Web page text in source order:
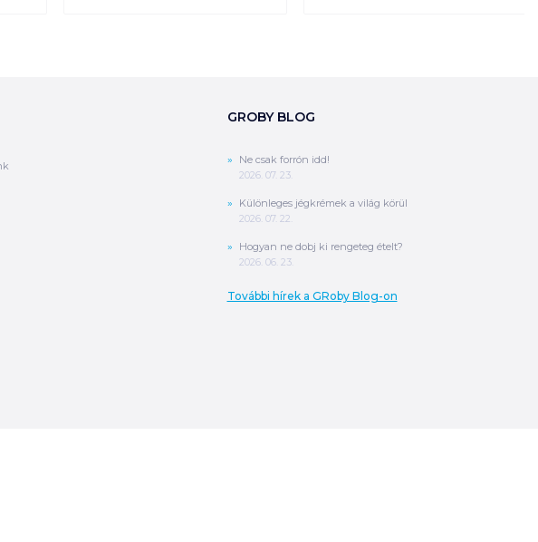
GROBY BLOG
Ne csak forrón idd!
2026. 07. 23.
Különleges jégkrémek a világ körül
2026. 07. 22.
Hogyan ne dobj ki rengeteg ételt?
2026. 06. 23.
További hírek a GRoby Blog-on